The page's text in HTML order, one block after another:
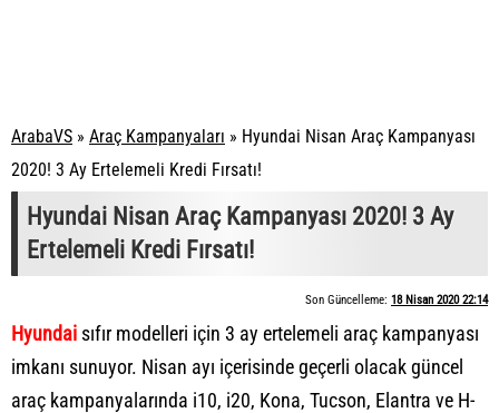
ArabaVS » Araç Kampanyaları » Hyundai Nisan Araç Kampanyası
2020! 3 Ay Ertelemeli Kredi Fırsatı!
Hyundai Nisan Araç Kampanyası 2020! 3 Ay
Ertelemeli Kredi Fırsatı!
Son Güncelleme: 18 Nisan 2020 22:14
Hyundai sıfır modelleri için 3 ay ertelemeli araç kampanyası
imkanı sunuyor. Nisan ayı içerisinde geçerli olacak güncel
araç kampanyalarında i10, i20, Kona, Tucson, Elantra ve H-